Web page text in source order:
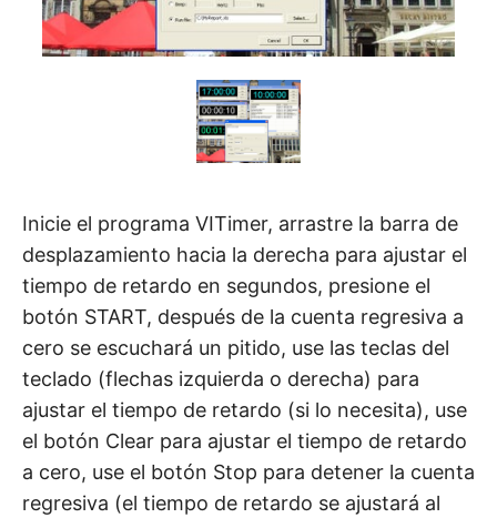
Inicie el programa VITimer, arrastre la barra de
desplazamiento hacia la derecha para ajustar el
tiempo de retardo en segundos, presione el
botón START, después de la cuenta regresiva a
cero se escuchará un pitido, use las teclas del
teclado (flechas izquierda o derecha) para
ajustar el tiempo de retardo (si lo necesita), use
el botón Clear para ajustar el tiempo de retardo
a cero, use el botón Stop para detener la cuenta
regresiva (el tiempo de retardo se ajustará al